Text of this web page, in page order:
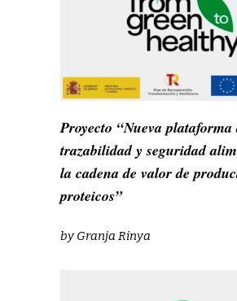
Proyecto “Nueva plataforma
trazabilidad y seguridad
la cadena de valor de
proteicos”
byGranja Rinya